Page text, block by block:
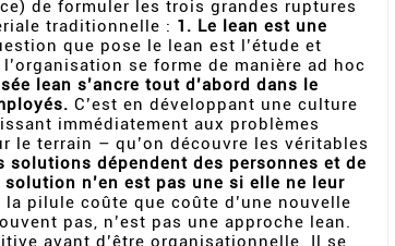
de formuler les trois grandes ruptures
traditionnelle : 1. Le lean est une
que pose le lean est l’étude et
se forme de manière ad hoc
lean s’ancre tout d’abord dans le
C’est en développant une culture
immédiatement aux problèmes
terrain – qu’on découvre les véritables
solutions dépendent des personnes et de
n’en est pas une si elle ne leur
la pilule coûte que coûte d’une nouvelle
pas, n’est pas une approche lean.
avant d’être organisationnelle. Il se